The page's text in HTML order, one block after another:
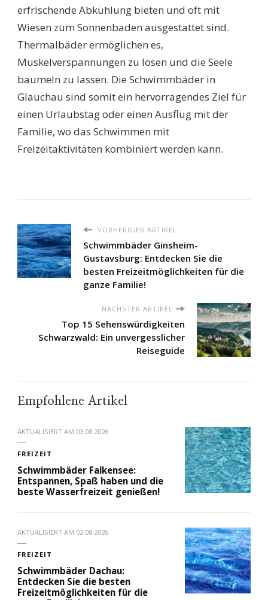
erfrischende Abkühlung bieten und oft mit
Wiesen zum Sonnenbaden ausgestattet sind.
Thermalbäder ermöglichen es,
Muskelverspannungen zu lösen und die Seele
baumeln zu lassen. Die Schwimmbäder in
Glauchau sind somit ein hervorragendes Ziel für
einen Urlaubstag oder einen Ausflug mit der
Familie, wo das Schwimmen mit
Freizeitaktivitäten kombiniert werden kann.
VORHERIGER ARTIKEL
Schwimmbäder Ginsheim-
Gustavsburg: Entdecken Sie die
besten Freizeitmöglichkeiten für die
ganze Familie!
NÄCHSTER ARTIKEL
Top 15 Sehenswürdigkeiten
Schwarzwald: Ein unvergesslicher
Reiseguide
Empfohlene Artikel
AKTUALISIERT AM 03.08.2026
FREIZEIT
Schwimmbäder Falkensee:
Entspannen, Spaß haben und die
beste Wasserfreizeit genießen!
AKTUALISIERT AM 02.08.2026
FREIZEIT
Schwimmbäder Dachau:
Entdecken Sie die besten
Freizeitmöglichkeiten für die